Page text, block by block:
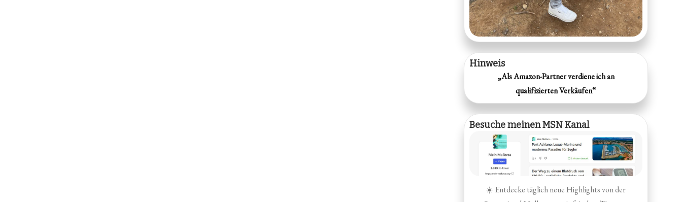
Hinweis
„Als Amazon-Partner verdiene ich an
qualifizierten Verkäufen“
Besuche meinen MSN Kanal
☀️ Entdecke täglich neue Highlights von der